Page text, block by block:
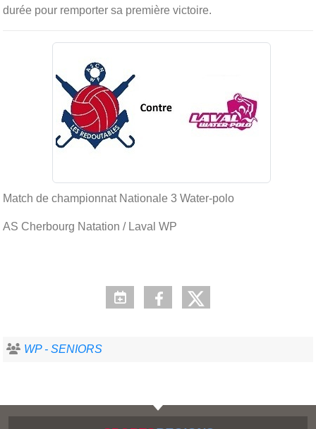
durée pour remporter sa première victoire.
Match de championnat Nationale 3 Water-polo
AS Cherbourg Natation / Laval WP
WP - SENIORS